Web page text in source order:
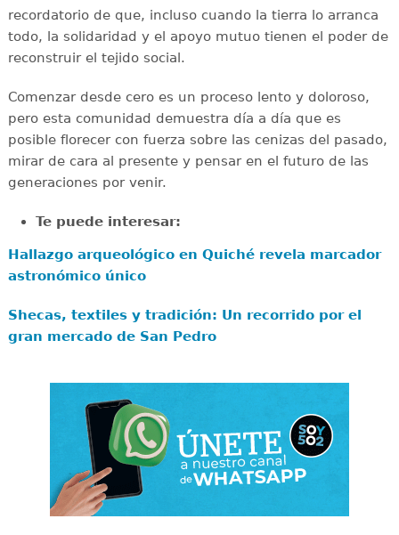
recordatorio de que, incluso cuando la tierra lo arranca
todo, la solidaridad y el apoyo mutuo tienen el poder de
reconstruir el tejido social.
Comenzar desde cero es un proceso lento y doloroso,
pero esta comunidad demuestra día a día que es
posible florecer con fuerza sobre las cenizas del pasado,
mirar de cara al presente y pensar en el futuro de las
generaciones por venir.
Te puede interesar:
Hallazgo arqueológico en Quiché revela marcador
astronómico único
Shecas, textiles y tradición: Un recorrido por el
gran mercado de San Pedro